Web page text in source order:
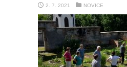
2. 7. 2021 NOVICE